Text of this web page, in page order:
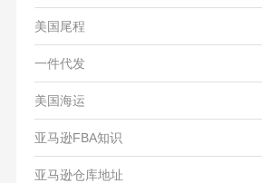
美国尾程
一件代发
美国海运
亚马逊FBA知识
亚马逊仓库地址